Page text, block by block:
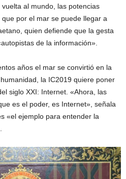
al mundo, las potencias
por el mar se puede llegar a
quien defiende que la gesta
de la información».
años el mar se convirtió en la
la IC2019 quiere poner
siglo XXI: Internet. «Ahora, las
es el poder, es Internet», señala
«el ejemplo para entender la